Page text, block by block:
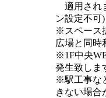
適用され
ン設定不可)
※スペース
広場と同時
※1F中央
発生致しま
※駅工事な
きない場合